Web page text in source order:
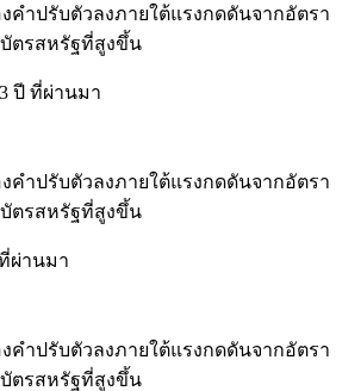
คำปรับตัวลงภายใต้แรงกดดันจากอัตรา
ตรสหรัฐที่สูงขึ้น
3 ปี ที่ผ่านมา
คำปรับตัวลงภายใต้แรงกดดันจากอัตรา
ตรสหรัฐที่สูงขึ้น
ผ่านมา
คำปรับตัวลงภายใต้แรงกดดันจากอัตรา
ตรสหรัฐที่สูงขึ้น